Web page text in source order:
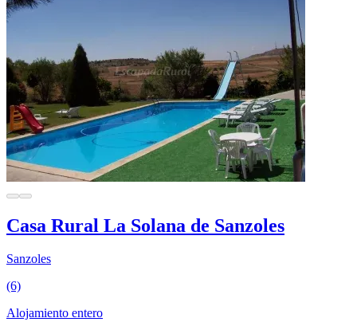
Casa Rural La Solana de Sanzoles
Sanzoles
(6)
Alojamiento entero